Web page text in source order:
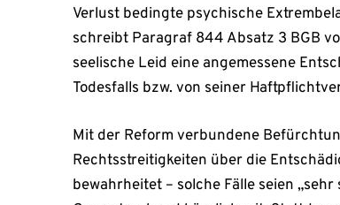
Verlust bedingte psychische
schreibt Paragraf 844 Absatz 3 BGB
seelische Leid eine angemessene
Todesfalls bzw. von seiner
Mit der Reform verbundene
Rechtsstreitigkeiten über die
bewahrheitet – solche Fälle seien